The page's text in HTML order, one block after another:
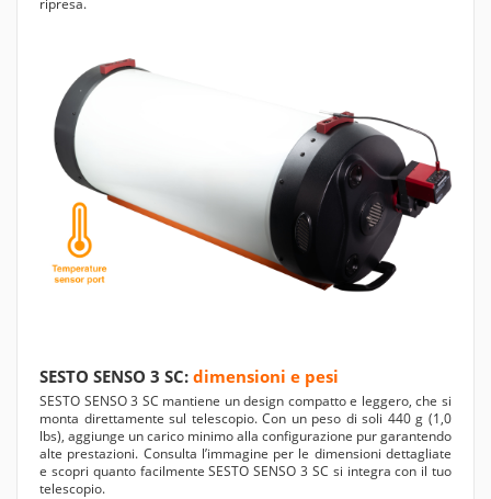
ripresa.
SESTO SENSO 3 SC: dimensioni e pesi
SESTO SENSO 3 SC mantiene un design compatto e leggero, che si
monta direttamente sul telescopio. Con un peso di soli 440 g (1,0
lbs), aggiunge un carico minimo alla configurazione pur garantendo
alte prestazioni. Consulta l’immagine per le dimensioni dettagliate
e scopri quanto facilmente SESTO SENSO 3 SC si integra con il tuo
telescopio.